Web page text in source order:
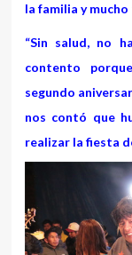
la familia y
“Sin salud, no
contento
segundo
nos contó que
realizar la fiesta